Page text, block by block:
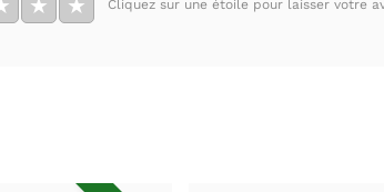
★ ★ Cliquez sur une étoile pour laisser votre